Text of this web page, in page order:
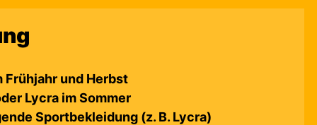
Frühjahr und Herbst
Lycra im Sommer
Sportbekleidung (z. B. Lycra)